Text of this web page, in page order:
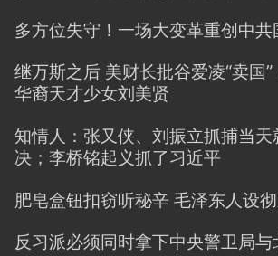
多方位失守！一场大变革重创中共
继万斯之后 美财长批谷爱凌“卖国
华裔天才少女刘美贤
知情人：张又侠、刘振立抓捕当天
决；李桥铭起义抓了习近平
肥皂盒钮扣窃听秘辛 毛泽东人设
反习派必须同时拿下中央警卫局与